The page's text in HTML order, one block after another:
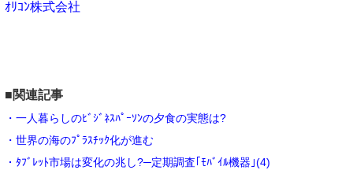
ｵﾘｺﾝ株式会社
■関連記事
・一人暮らしのﾋﾞｼﾞﾈｽﾊﾟｰｿﾝの夕食の実態は?
・世界の海のﾌﾟﾗｽﾁｯｸ化が進む
・ﾀﾌﾞﾚｯﾄ市場は変化の兆し?─定期調査｢ﾓﾊﾞｲﾙ機器｣(4)